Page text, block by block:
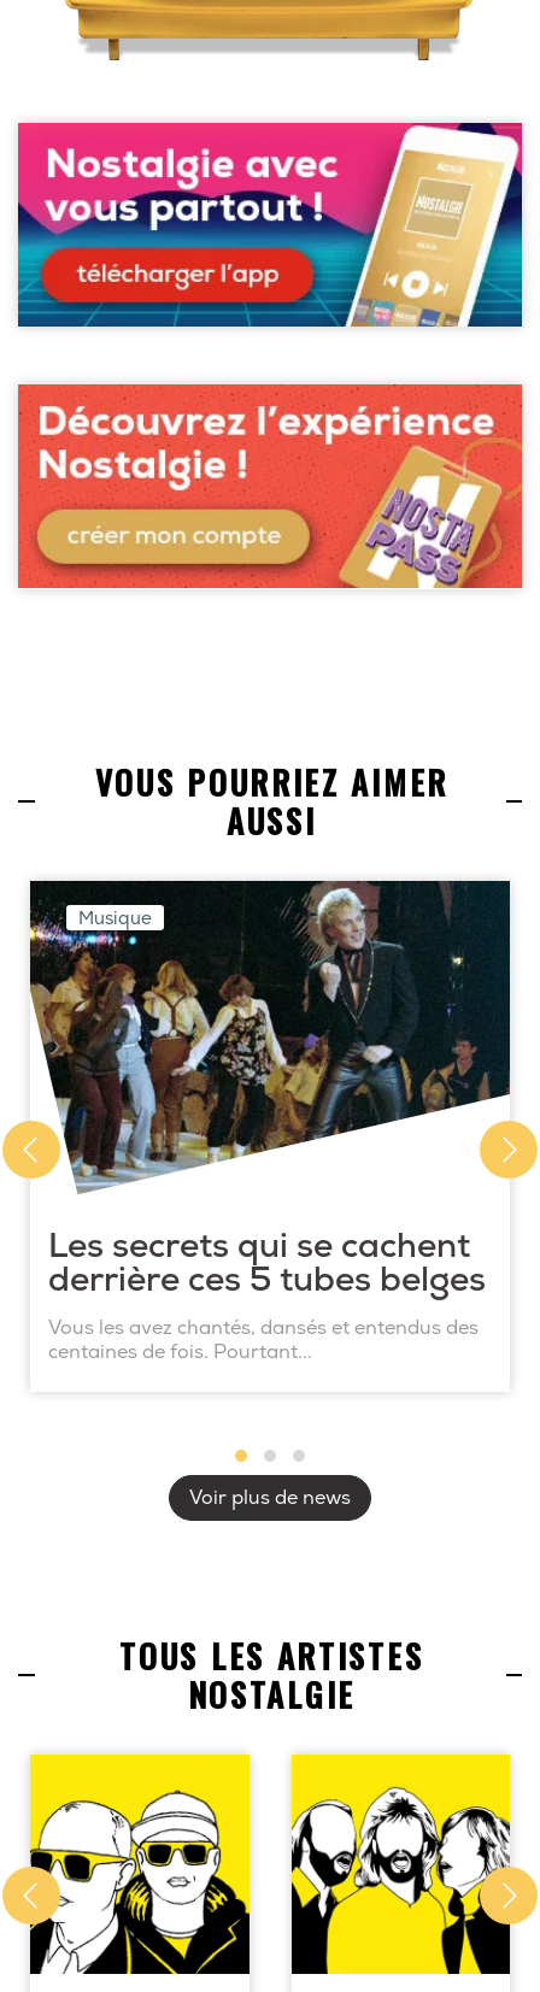
VOUS POURRIEZ AIMER
AUSSI
Musique
Les secrets qui se cachent
derrière ces 5 tubes belges
Vous les avez chantés, dansés et entendus des
centaines de fois. Pourtant...
Voir plus de news
TOUS LES ARTISTES
NOSTALGIE